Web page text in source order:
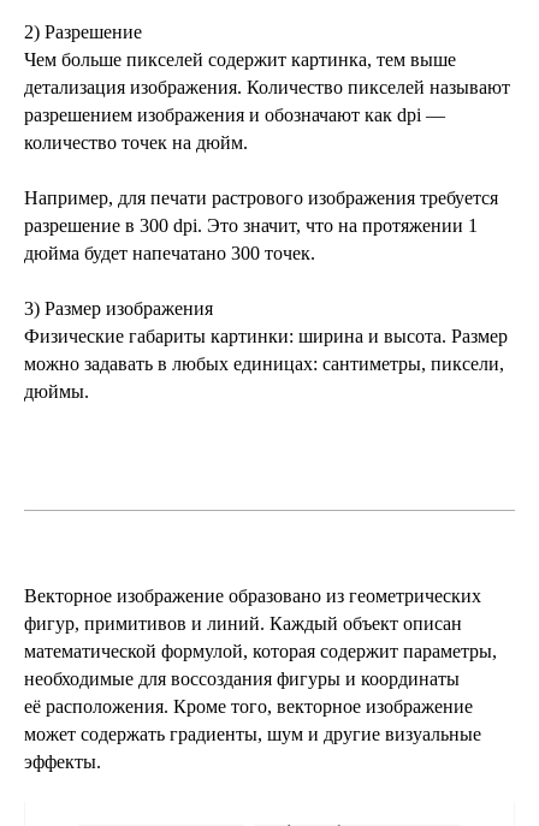
2) Разрешение
Чем больше пикселей содержит картинка, тем выше
детализация изображения. Количество пикселей называют
разрешением изображения и обозначают как dpi —
количество точек на дюйм.
Например, для печати растрового изображения требуется
разрешение в 300 dpi. Это значит, что на протяжении 1
дюйма будет напечатано 300 точек.
3) Размер изображения
Физические габариты картинки: ширина и высота. Размер
можно задавать в любых единицах: сантиметры, пиксели,
дюймы.
Векторное изображение образовано из геометрических
фигур, примитивов и линий. Каждый объект описан
математической формулой, которая содержит параметры,
необходимые для воссоздания фигуры и координаты
её расположения. Кроме того, векторное изображение
может содержать градиенты, шум и другие визуальные
эффекты.